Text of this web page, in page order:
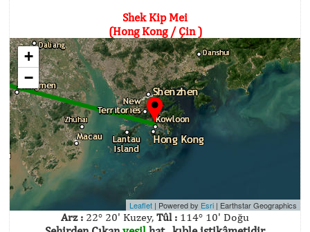
Shek Kip Mei
(Hong Kong / Çin )
+
−
Leaflet | Powered by Esri | Earthstar Geographics
Arz : 22° 20' Kuzey, Tûl : 114° 10' Doğu